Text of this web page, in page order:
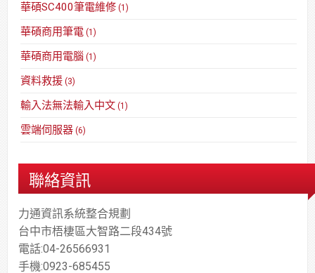
華碩SC400筆電維修 (1)
華碩商用筆電 (1)
華碩商用電腦 (1)
資料救援 (3)
輸入法無法輸入中文 (1)
雲端伺服器 (6)
聯絡資訊
力通資訊系統整合規劃
台中市梧棲區大智路二段434號
電話:04-26566931
手機:0923-685455